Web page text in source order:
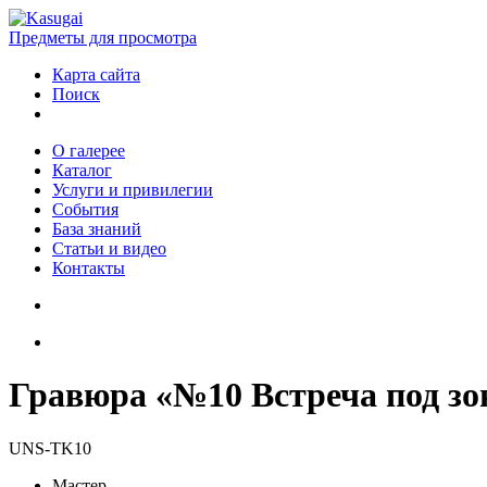
Предметы для просмотра
Карта сайта
Поиск
О галерее
Каталог
Услуги и привилегии
События
База знаний
Статьи и видео
Контакты
Гравюра «№10 Встреча под
UNS-TK10